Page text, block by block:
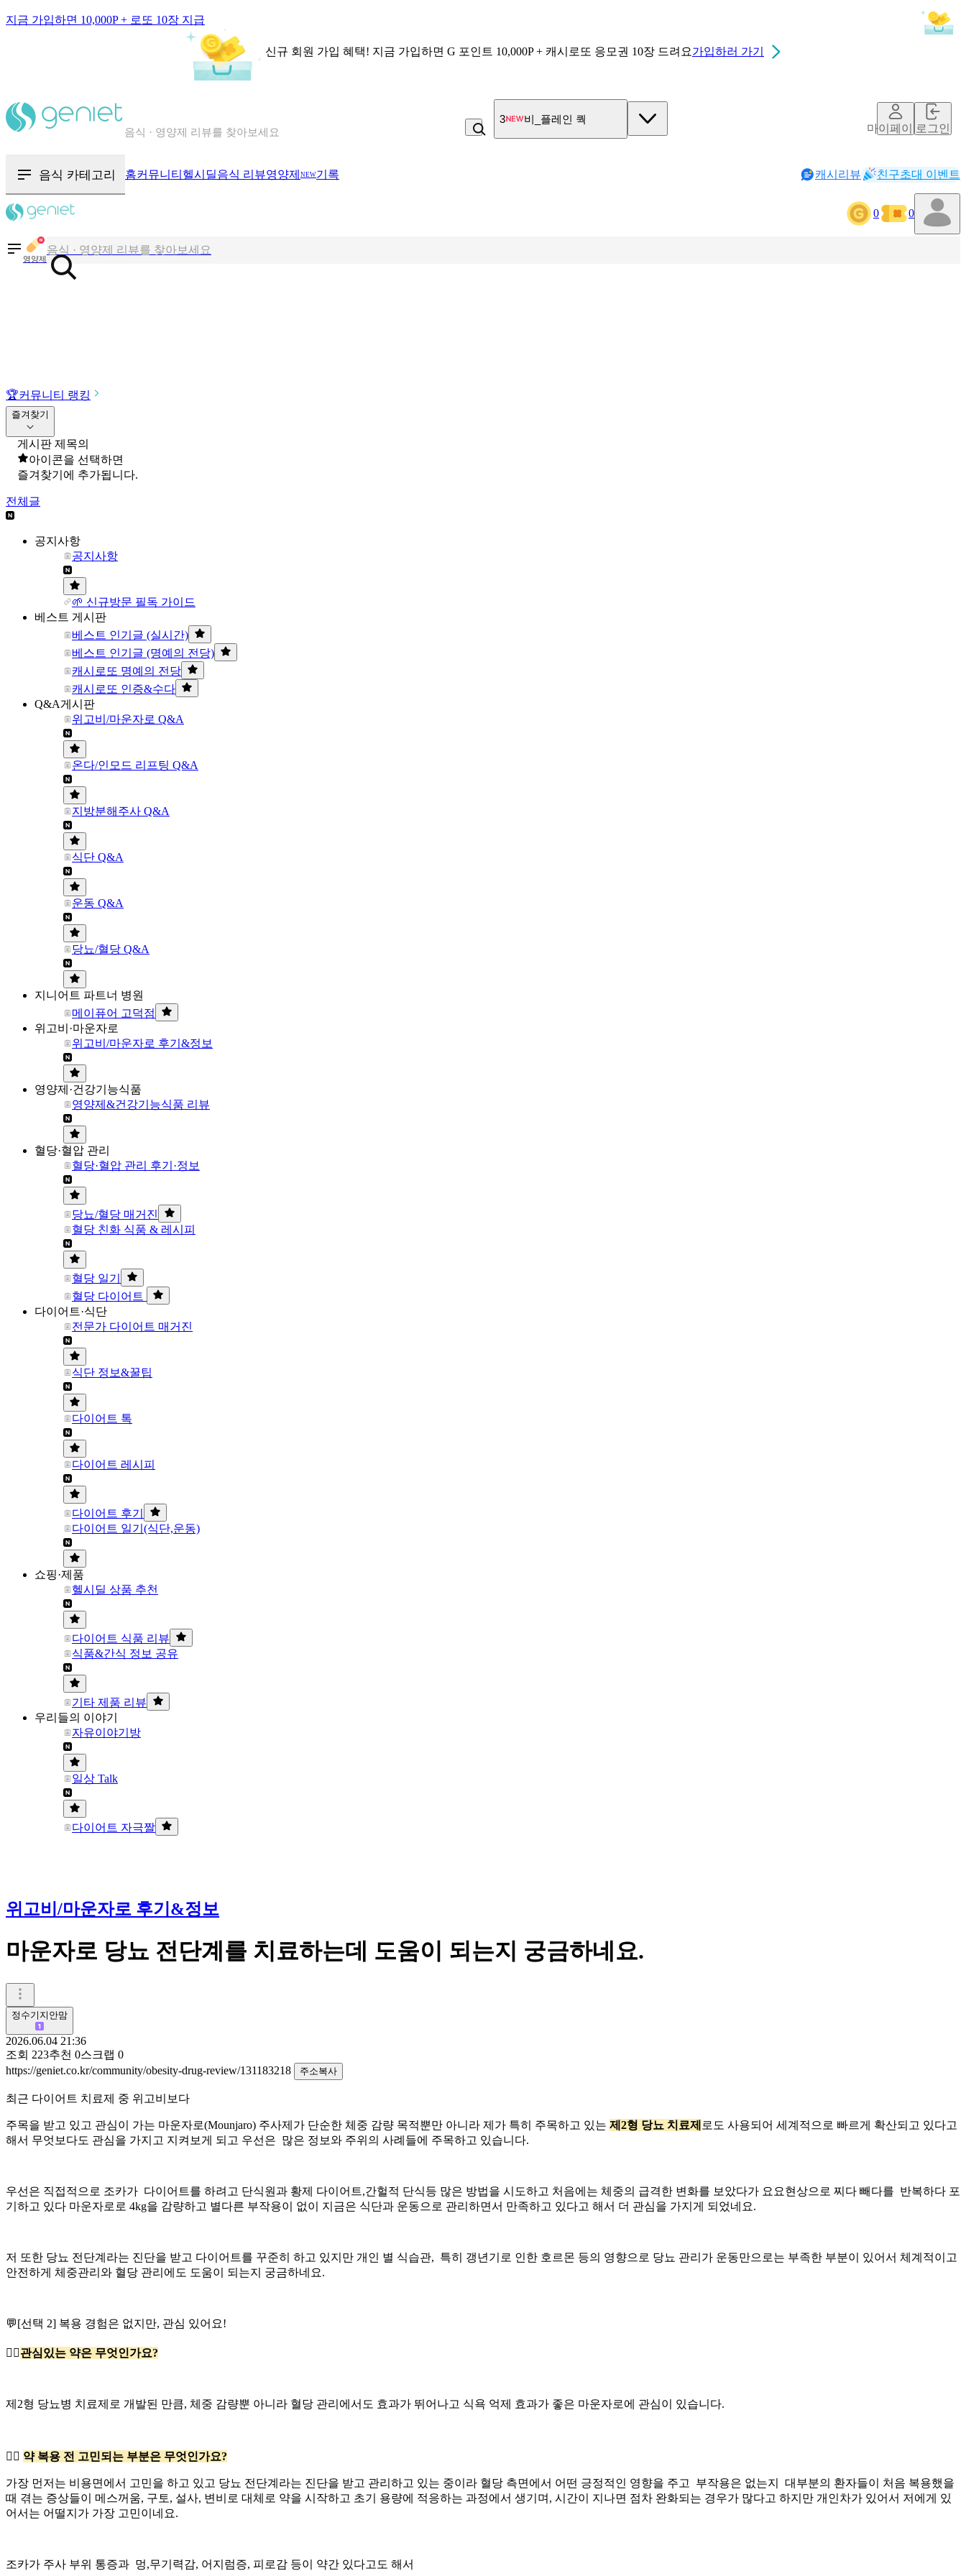
지금 가입하면 10,000P + 로또 10장 지급
신규 회원 가입 혜택! 지금 가입하면 G 포인트 10,000P + 캐시로또 응모권 10장 드려요가입하러 가기
칼로리와 영양성분을 검색해보세요
3 비_플레인 쿽
마이페이지로그인
음식 카테고리 홈커뮤니티 헬시딜음식 리뷰영양제 NEW기록 캐시리뷰 친구초대 이벤트
0 0
영양제
칼로리와 영양성분을 검색해보세요
혈당 · 다이어트 음식 검색해보세요
🏆커뮤니티 랭킹
즐겨찾기
게시판 제목의
아이콘을 선택하면
즐겨찾기에 추가됩니다.
전체글
공지사항
공지사항
🌱 신규방문 필독 가이드
베스트 게시판
베스트 인기글 (실시간)
베스트 인기글 (명예의 전당)
캐시로또 명예의 전당
캐시로또 인증&수다
Q&A게시판
위고비/마운자로 Q&A
온다/인모드 리프팅 Q&A
지방분해주사 Q&A
식단 Q&A
운동 Q&A
당뇨/혈당 Q&A
지니어트 파트너 병원
메이퓨어 고덕점
위고비·마운자로
위고비/마운자로 후기&정보
영양제·건강기능식품
영양제&건강기능식품 리뷰
혈당·혈압 관리
혈당·혈압 관리 후기·정보
당뇨/혈당 매거진
혈당 친화 식품 & 레시피
혈당 일기
혈당 다이어트
다이어트·식단
전문가 다이어트 매거진
식단 정보&꿀팁
다이어트 톡
다이어트 레시피
다이어트 후기
다이어트 일기(식단,운동)
쇼핑·제품
헬시딜 상품 추천
다이어트 식품 리뷰
식품&간식 정보 공유
기타 제품 리뷰
우리들의 이야기
자유이야기방
일상 Talk
다이어트 자극짤
위고비/마운자로 후기&정보
마운자로 당뇨 전단계를 치료하는데 도움이 되는지 궁금하네요.
정수기지안맘
2026.06.04 21:36
조회 223추천 0스크랩 0
https://geniet.co.kr/community/obesity-drug-review/131183218
주소복사
최근 다이어트 치료제 중 위고비보다
주목을 받고 있고 관심이 가는 마운자로(Mounjaro) 주사제가 단순한 체중 감량 목적뿐만 아니라 제가 특히 주목하고 있는 제2형 당뇨 치료제 로도 사용되어 세계적으로 빠르게 확산되고 있다고
해서 무엇보다도 관심을 가지고 지켜보게 되고 우선은 많은 정보와 주위의 사례들에 주목하고 있습니다.
우선은 직접적으로 조카가 다이어트를 하려고 단식원과 황제 다이어트,간헐적 단식등 많은 방법을 시도하고 처음에는 체중의 급격한 변화를 보았다가 요요현상으로 찌다 빼다를 반복하다 포
기하고 있다 마운자로로 4kg을 감량하고 별다른 부작용이 없이 지금은 식단과 운동으로 관리하면서 만족하고 있다고 해서 더 관심을 가지게 되었네요.
저 또한 당뇨 전단계라는 진단을 받고 다이어트를 꾸준히 하고 있지만 개인 별 식습관, 특히 갱년기로 인한 호르몬 등의 영향으로 당뇨 관리가 운동만으로는 부족한 부분이 있어서 체계적이고
안전하게 체중관리와 혈당 관리에도 도움이 되는지 궁금하네요.
💬[선택 2] 복용 경험은 없지만, 관심 있어요!
👉🏻관심있는 약은 무엇인가요?
제2형 당뇨병 치료제로 개발된 만큼, 체중 감량뿐 아니라 혈당 관리에서도 효과가 뛰어나고 식욕 억제 효과가 좋은 마운자로에 관심이 있습니다.
👉🏻 약 복용 전 고민되는 부분은 무엇인가요?
가장 먼저는 비용면에서 고민을 하고 있고 당뇨 전단계라는 진단을 받고 관리하고 있는 중이라 혈당 측면에서 어떤 긍정적인 영향을 주고 부작용은 없는지 대부분의 환자들이 처음 복용했을
때 겪는 증상들이 메스꺼움, 구토, 설사, 변비로 대체로 약을 시작하고 초기 용량에 적응하는 과정에서 생기며, 시간이 지나면 점차 완화되는 경우가 많다고 하지만 개인차가 있어서 저에게 있
어서는 어떨지가 가장 고민이네요.
조카가 주사 부위 통증과 멍,무기력감, 어지럼증, 피로감 등이 약간 있다고도 해서